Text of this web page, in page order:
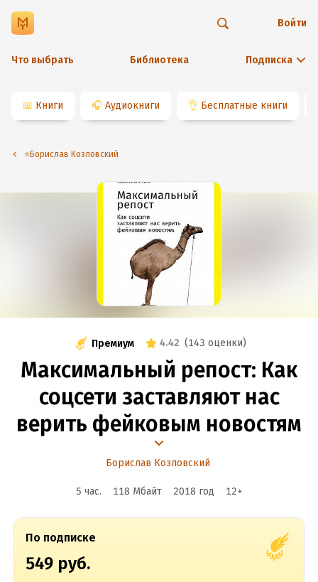
Что выбрать Библиотека Подписка
Войти
📖 Книги 🎧 Аудиокниги 👌 Бесплатные книги
⭐️Борислав Козловский
Премиум 4.42 (143 оценки)
Максимальный репост: Как
соцсети заставляют нас
верить фейковым новостям
Борислав Козловский
5 час. 118 Мбайт 2018 год 12+
По подписке
549 руб.